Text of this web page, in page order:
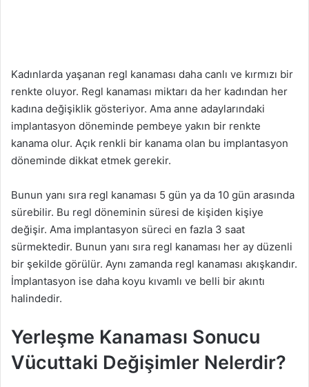
Kadınlarda yaşanan regl kanaması daha canlı ve kırmızı bir
renkte oluyor. Regl kanaması miktarı da her kadından her
kadına değişiklik gösteriyor. Ama anne adaylarındaki
implantasyon döneminde pembeye yakın bir renkte
kanama olur. Açık renkli bir kanama olan bu implantasyon
döneminde dikkat etmek gerekir.
Bunun yanı sıra regl kanaması 5 gün ya da 10 gün arasında
sürebilir. Bu regl döneminin süresi de kişiden kişiye
değişir. Ama implantasyon süreci en fazla 3 saat
sürmektedir. Bunun yanı sıra regl kanaması her ay düzenli
bir şekilde görülür. Aynı zamanda regl kanaması akışkandır.
İmplantasyon ise daha koyu kıvamlı ve belli bir akıntı
halindedir.
Yerleşme Kanaması Sonucu
Vücuttaki Değişimler Nelerdir?